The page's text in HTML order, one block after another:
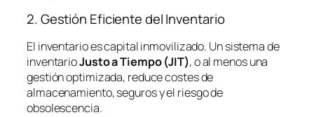
2. Gestión Eficiente del Inventario
El inventario es capital inmovilizado. Un sistema de
inventarioJusto a Tiempo (JIT), o al menos una
gestión optimizada, reduce costes de
almacenamiento, seguros y el riesgo de
obsolescencia.